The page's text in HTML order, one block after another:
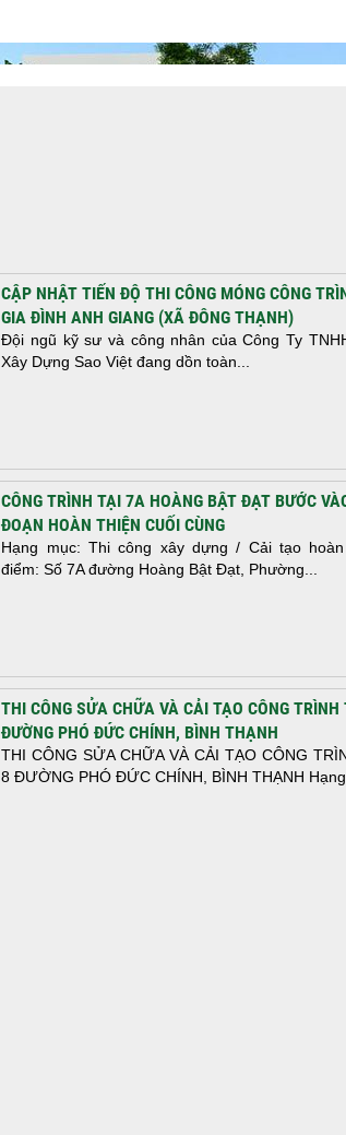
CẬP NHẬT TIẾN ĐỘ THI CÔNG MÓNG CÔNG
GIA ĐÌNH ANH GIANG (XÃ ĐÔNG THẠNH)
Đội ngũ kỹ sư và công nhân của Công Ty
Xây Dựng Sao Việt đang dồn toàn...
CÔNG TRÌNH TẠI 7A HOÀNG BẬT ĐẠT BƯỚC
ĐOẠN HOÀN THIỆN CUỐI CÙNG
Hạng mục: Thi công xây dựng / Cải tạo
điểm: Số 7A đường Hoàng Bật Đạt, Phường...
THI CÔNG SỬA CHỮA VÀ CẢI TẠO CÔNG TRÌNH
ĐƯỜNG PHÓ ĐỨC CHÍNH, BÌNH THẠNH
THI CÔNG SỬA CHỮA VÀ CẢI TẠO CÔNG
8 ĐƯỜNG PHÓ ĐỨC CHÍNH, BÌNH THẠNH